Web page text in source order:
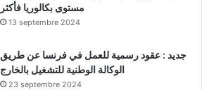
مستوى بكالوريا فأكثر
13 septembre 2024
جديد : عقود رسمية للعمل في فرنسا عن طريق
الوكالة الوطنية للتشغيل بالخارج
23 septembre 2024